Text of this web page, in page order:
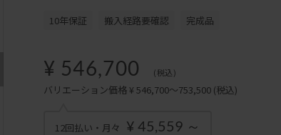
10年保証 搬入経路要確認 完成品
¥ 546,700 (税込)
バリエーション価格 ¥ 546,700～753,500 (税込)
12回払い・月々 ¥ 45,559 ～